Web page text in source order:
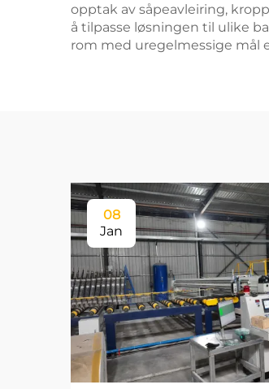
opptak av såpeavleiring,
å tilpasse løsningen til ulike
rom med uregelmessige mål
08
Jan